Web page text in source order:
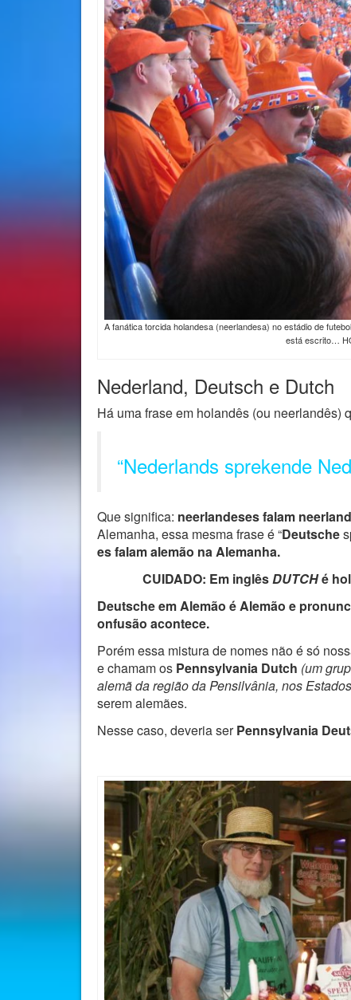
A fanática torcida holandesa (neerlandesa) no estádio de
está escrito…
Nederland, Deutsch e Dutch
Há uma frase em holandês (ou neerlandês)
“Nederlands sprekende
Que significa: neerlandeses falam
Alemanha, essa mesma frase é “Deutsche
es falam alemão na Alemanha.
CUIDADO: Em inglêsDUTCHé
Deutsche em Alemão é Alemão e
onfusão acontece.
Porém essa mistura de nomes não é só
e chamam os Pennsylvania Dutch (um
alemã da região da Pensilvânia, nos
serem alemães.
Nesse caso, deveria serPennsylvania